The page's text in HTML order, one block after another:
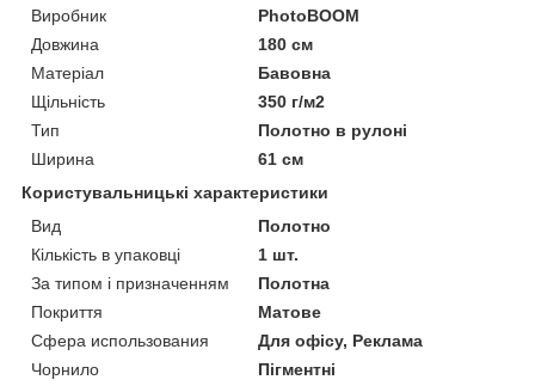
Виробник
PhotoBOOM
Довжина
180 см
Матеріал
Бавовна
Щільність
350 г/м2
Тип
Полотно в рулоні
Ширина
61 см
Користувальницькі характеристики
Вид
Полотно
Кількість в упаковці
1 шт.
За типом і призначенням
Полотна
Покриття
Матове
Сфера использования
Для офісу, Реклама
Чорнило
Пігментні